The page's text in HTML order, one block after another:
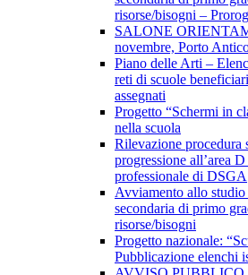
risorse/bisogni –
SALONE
novembre, Porto
Piano delle Arti –
reti di scuole
assegnati
Progetto “Schermi in
nella scuola
Rilevazione procedura
progressione all’area
professionale di DSGA
Avviamento allo
secondaria di primo
risorse/bisogni
Progetto nazionale:
Pubblicazione elenchi